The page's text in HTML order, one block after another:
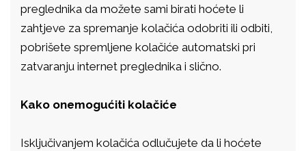
preglednika da možete sami birati hoćete li
zahtjeve za spremanje kolačića odobriti ili odbiti,
pobrišete spremljene kolačiće automatski pri
zatvaranju internet preglednika i slično.
Kako onemogućiti kolačiće
Isključivanjem kolačića odlučujete da li hoćete